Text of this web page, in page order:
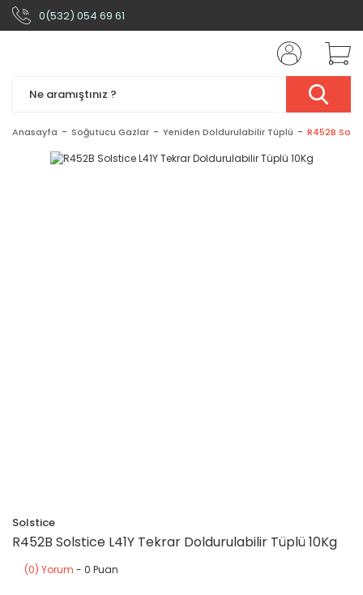
0(532) 054 69 61
Anasayfa Soğutucu Gazlar Yeniden Doldurulabilir Tüplü R452B
Solstice
R452B Solstice L41Y Tekrar Doldurulabilir Tüplü 10Kg
(0) Yorum - 0 Puan